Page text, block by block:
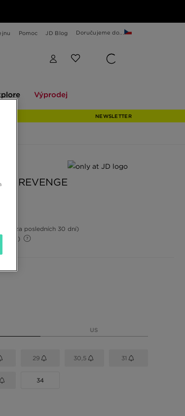
Pomoc JD Blog Doručujeme do...
Výprodej
NEWSLETTER
C REVENGE
cena za posledních 30 dní)
cena)
US
29 30,5 31
34